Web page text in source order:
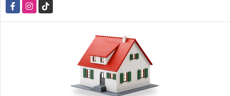
FacebookInstagram
TikTok